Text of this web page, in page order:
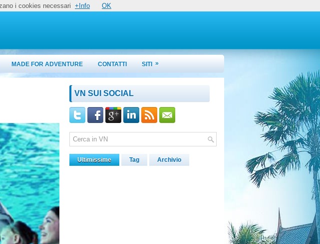
MADE FOR ADVENTURE CONTATTI SITI »
VN SUI SOCIAL
Ultimissime Tag Archivio
i cookies necessari +Info OK